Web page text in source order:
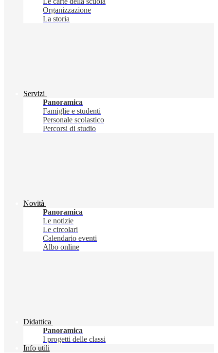
Organizzazione
La storia
Servizi
Panoramica
Famiglie e studenti
Personale scolastico
Percorsi di studio
Novità
Panoramica
Le notizie
Le circolari
Calendario eventi
Albo online
Didattica
Panoramica
I progetti delle classi
Info utili